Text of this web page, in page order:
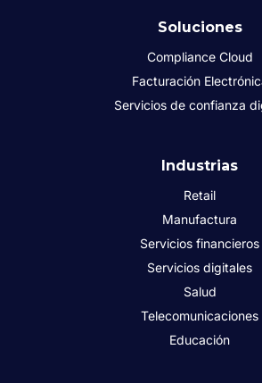
Soluciones
Compliance Cloud
Facturación
Servicios de confianza
Industrias
Retail
Manufactura
Servicios financieros
Servicios digitales
Salud
Telecomunicaciones
Educación